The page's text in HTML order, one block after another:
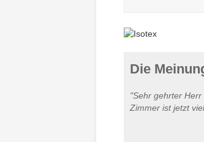
Die
"Sehr gehrter
Zimmer ist jetzt